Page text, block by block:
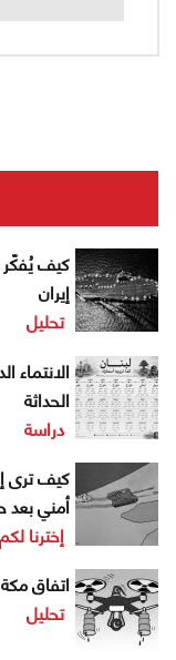
كيف يُفكّر
إيران
تحليل
الانتماء
الحداثة
دراسة
كيف ترى
أمني بعد
إخترنا لكم
اتفاق
تحليل